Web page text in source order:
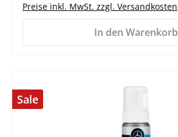
Preise inkl. MwSt. zzgl. Versandkosten
In den Warenkorb
Sale